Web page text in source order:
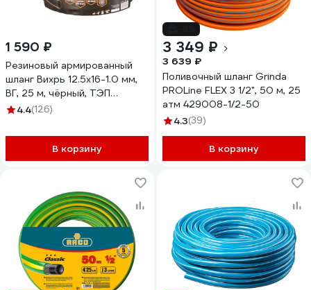
1 590 ₽
Резиновый армированный
шланг Вихрь 12.5x16-1.0 мм,
ВГ, 25 м, чёрный, ТЭП
73/7/2/37
4.4(126)
В корзину
3 349 ₽
3 639 ₽
Поливочный шланг Grinda
PROLine FLEX 3 1/2", 50 м, 25
атм 429008-1/2-50
4.3(39)
В корзину